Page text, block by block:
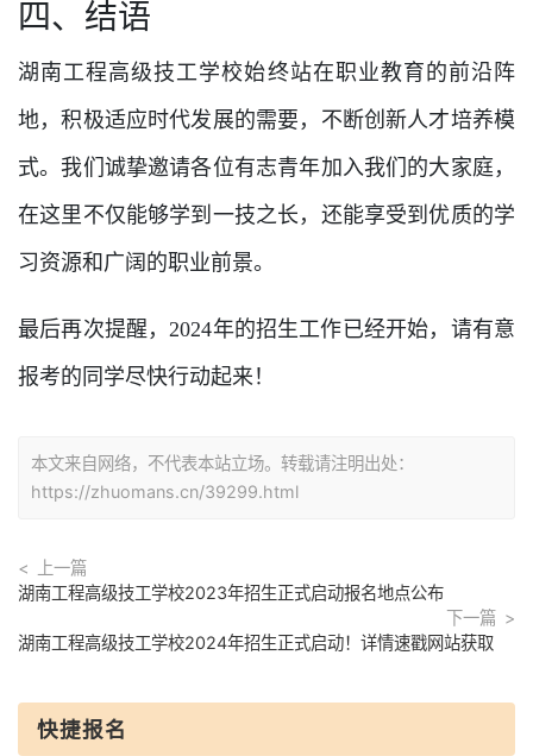
四、结语
湖南工程高级技工学校始终站在职业教育的前沿阵
地，积极适应时代发展的需要，不断创新人才培养模
式。我们诚挚邀请各位有志青年加入我们的大家庭，
在这里不仅能够学到一技之长，还能享受到优质的学
习资源和广阔的职业前景。
最后再次提醒，2024年的招生工作已经开始，请有意
报考的同学尽快行动起来！
本文来自网络，不代表本站立场。转载请注明出处：
https://zhuomans.cn/39299.html
上一篇
湖南工程高级技工学校2023年招生正式启动报名地点公布
下一篇
湖南工程高级技工学校2024年招生正式启动！详情速戳网站获取
快捷报名